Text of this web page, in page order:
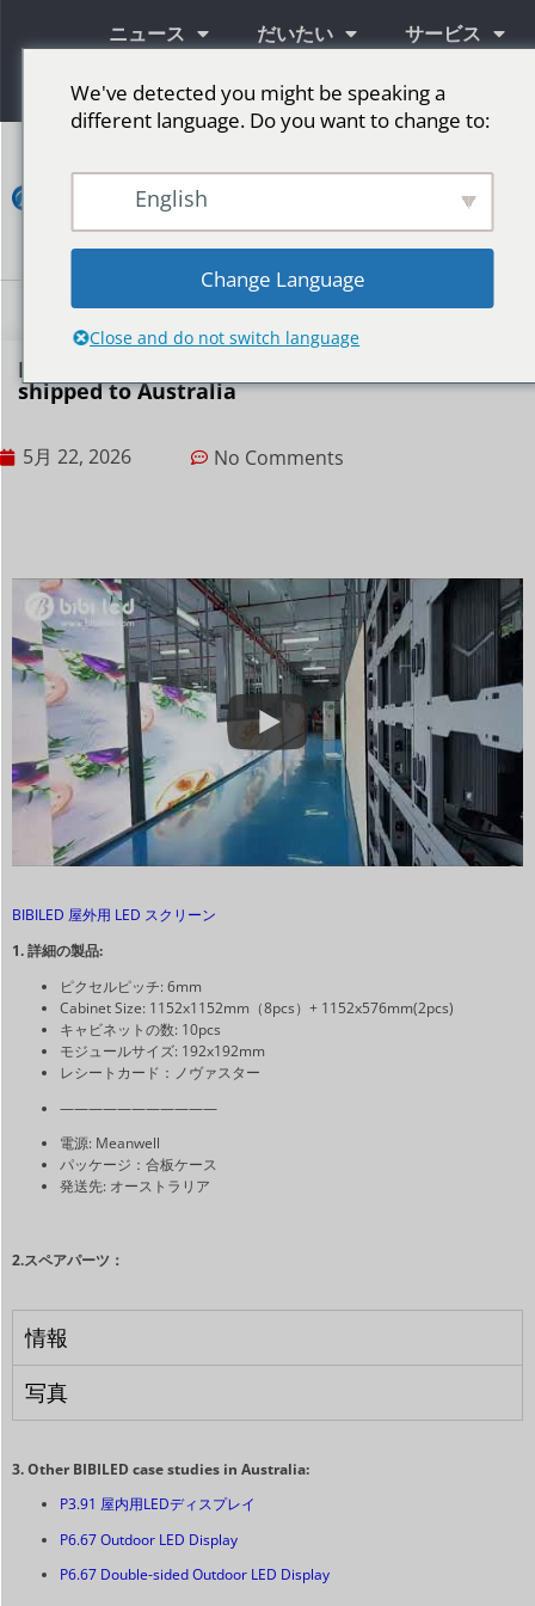
ニュース だいたい サービス
情報
ン
ト
BIBILED’s P6 outdoor LED display has been
shipped to Australia
5月 22, 2026 No Comments
BIBILED 屋外用 LED スクリーン
1. 詳細の製品:
ピクセルピッチ: 6mm
Cabinet Size: 1152x1152mm（8pcs）+ 1152x576mm(2pcs)
キャビネットの数: 10pcs
モジュールサイズ: 192x192mm
レシートカード：ノヴァスター
———————————
電源: Meanwell
パッケージ：合板ケース
発送先: オーストラリア
2.スペアパーツ：
情報
写真
3.Other BIBILED case studies in Australia:
P3.91 屋内用LEDディスプレイ
P6.67 Outdoor LED Display
P6.67 Double-sided Outdoor LED Display
We've detected you might be speaking a
different language. Do you want to change to:
English
Change Language
Close and do not switch language